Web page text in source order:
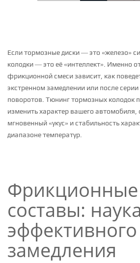
Если тормозные диски — это «железо»
колодки — это её «интеллект». Именно
фрикционной смеси зависит, как
экстренном замедлении или после
поворотов. Тюнинг тормозных колодок
изменить характер вашего автомобиля,
мгновенный «укус» и стабильность
диапазоне температур.
Фрикционные
составы: наука
эффективного
замедления